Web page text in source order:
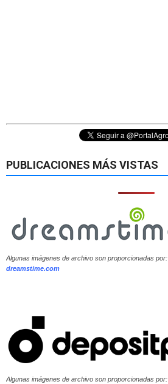
PUBLICACIONES MÁS VISTAS
Algunas imágenes de archivo son proporcionadas por:
dreamstime.com
Algunas imágenes de archivo son proporcionadas por: